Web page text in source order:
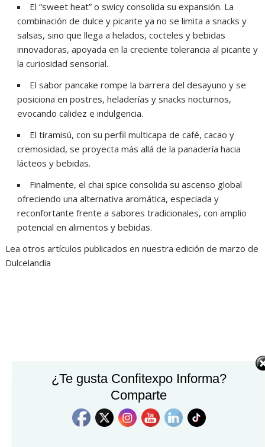
El “sweet heat” o swicy consolida su expansión. La
combinación de dulce y picante ya no se limita a snacks y
salsas, sino que llega a helados, cocteles y bebidas
innovadoras, apoyada en la creciente tolerancia al picante y
la curiosidad sensorial.
El sabor pancake rompe la barrera del desayuno y se
posiciona en postres, heladerías y snacks nocturnos,
evocando calidez e indulgencia.
El tiramisú, con su perfil multicapa de café, cacao y
cremosidad, se proyecta más allá de la panadería hacia
lácteos y bebidas.
Finalmente, el chai spice consolida su ascenso global
ofreciendo una alternativa aromática, especiada y
reconfortante frente a sabores tradicionales, con amplio
potencial en alimentos y bebidas.
Lea otros artículos publicados en nuestra edición de marzo de
Dulcelandia
¿Te gusta Confitexpo Informa?
Comparte